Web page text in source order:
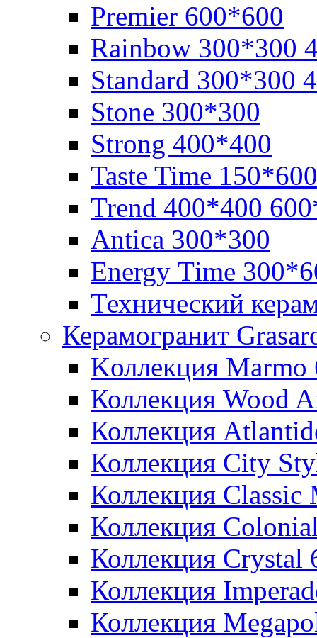
Premier 600*600
Rainbow 300*300
Standard 300*300
Stone 300*300
Strong 400*400
Taste Time
Trend 400*400
Аntica 300*300
Еnergy Тime
Технический
Керамогранит
Kоллекция
Коллекция Wood
Коллекция
Коллекция City
Коллекция
Коллекция
Коллекция Crystal
Коллекция
Коллекция